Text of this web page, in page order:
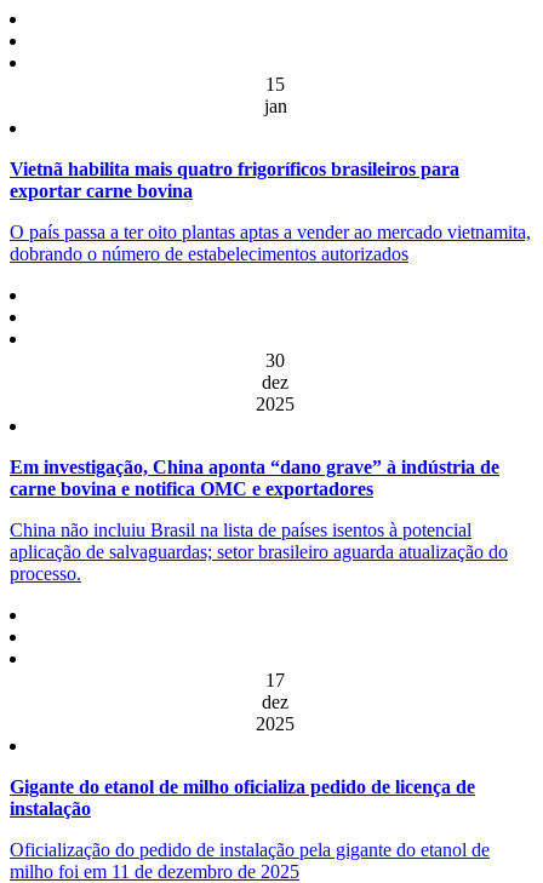
15
jan
Vietnã habilita mais quatro frigoríficos brasileiros para
exportar carne bovina
O país passa a ter oito plantas aptas a vender ao mercado vietnamita,
dobrando o número de estabelecimentos autorizados
30
dez
2025
Em investigação, China aponta “dano grave” à indústria de
carne bovina e notifica OMC e exportadores
China não incluiu Brasil na lista de países isentos à potencial
aplicação de salvaguardas; setor brasileiro aguarda atualização do
processo.
17
dez
2025
Gigante do etanol de milho oficializa pedido de licença de
instalação
Oficialização do pedido de instalação pela gigante do etanol de
milho foi em 11 de dezembro de 2025